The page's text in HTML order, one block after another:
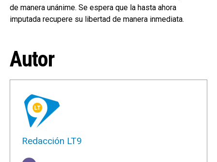
de manera unánime. Se espera que la hasta ahora
imputada recupere su libertad de manera inmediata.
Autor
Redacción LT9